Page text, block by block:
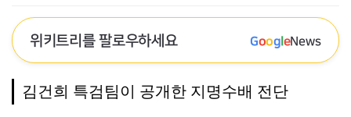
위키트리를 팔로우하세요 GoogleNews
김건희 특검팀이 공개한 지명수배 전단